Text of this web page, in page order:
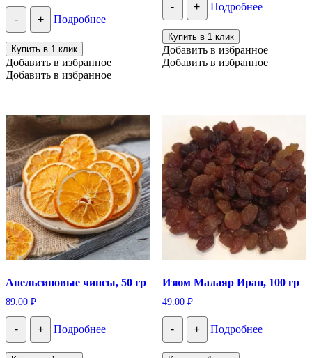
- + Подробнее
Купить в 1 клик
Добавить в избранное
Добавить в избранное
- + Подробнее
Купить в 1 клик
Добавить в избранное
Добавить в избранное
Апельсиновые чипсы, 50 гр
89.00 ₽
- + Подробнее
Изюм Малаяр Иран, 100 гр
49.00 ₽
- + Подробнее